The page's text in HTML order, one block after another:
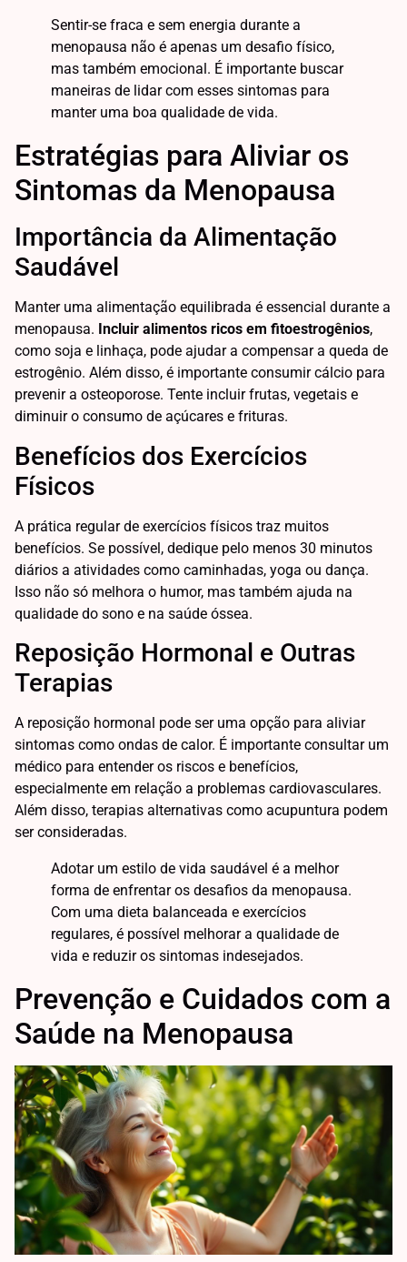
Sentir-se fraca e sem energia durante a
menopausa não é apenas um desafio físico,
mas também emocional. É importante buscar
maneiras de lidar com esses sintomas para
manter uma boa qualidade de vida.
Estratégias para Aliviar os
Sintomas da Menopausa
Importância da Alimentação
Saudável
Manter uma alimentação equilibrada é essencial durante a
menopausa. Incluir alimentos ricos em fitoestrogênios,
como soja e linhaça, pode ajudar a compensar a queda de
estrogênio. Além disso, é importante consumir cálcio para
prevenir a osteoporose. Tente incluir frutas, vegetais e
diminuir o consumo de açúcares e frituras.
Benefícios dos Exercícios
Físicos
A prática regular de exercícios físicos traz muitos
benefícios. Se possível, dedique pelo menos 30 minutos
diários a atividades como caminhadas, yoga ou dança.
Isso não só melhora o humor, mas também ajuda na
qualidade do sono e na saúde óssea.
Reposição Hormonal e Outras
Terapias
A reposição hormonal pode ser uma opção para aliviar
sintomas como ondas de calor. É importante consultar um
médico para entender os riscos e benefícios,
especialmente em relação a problemas cardiovasculares.
Além disso, terapias alternativas como acupuntura podem
ser consideradas.
Adotar um estilo de vida saudável é a melhor
forma de enfrentar os desafios da menopausa.
Com uma dieta balanceada e exercícios
regulares, é possível melhorar a qualidade de
vida e reduzir os sintomas indesejados.
Prevenção e Cuidados com a
Saúde na Menopausa